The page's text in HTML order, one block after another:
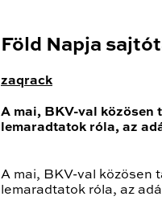
Föld Napja
zaqrack
A mai, BKV-val
lemaradtatok róla, az
A mai, BKV-val közösen
lemaradtatok róla, az